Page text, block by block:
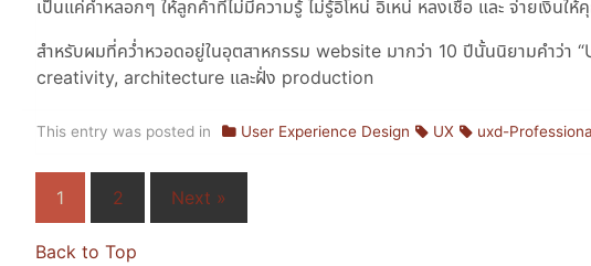
เป็นแค่คำหลอกๆ ให้ลูกค้าที่ไม่มีความรู้ ไม่รู้อิโหน่ อิเหน่ หลงเชื่อ และ จ่ายเงินใ
สำหรับผมที่คว่ำหวอดอยู่ในอุตสาหกรรม website มากว่า 10 ปีนั้นนิยามคำว่า
creativity, architecture และฝั่ง production
This entry was posted in User Experience Design UX uxd-
1 2 Next »
Back to Top